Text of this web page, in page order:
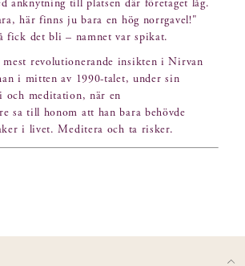
anknytning till platsen där företaget låg.
här finns ju bara en hög norrgavel!"
fick det bli – namnet var spikat.
mest revolutionerande insikten i Nirvan
i mitten av 1990-talet, under sin
och meditation, när en
sa till honom att han bara behövde
i livet. Meditera och ta risker.